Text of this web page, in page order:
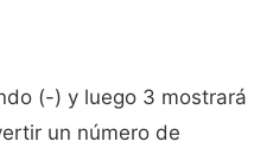
(-) y luego 3 mostrará
un número de